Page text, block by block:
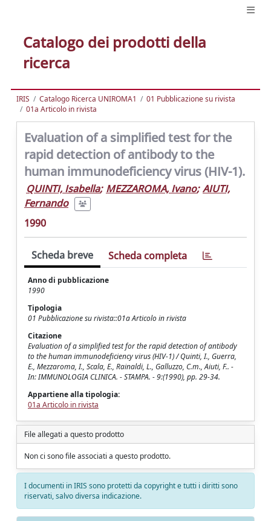
Catalogo dei prodotti della
ricerca
IRIS Catalogo Ricerca UNIROMA1
01 Pubblicazione su rivista
01a Articolo in rivista
Evaluation of a simplified test for the
rapid detection of antibody to the
human immunodeficiency virus (HIV-1).
QUINTI, Isabella; MEZZAROMA, Ivano; AIUTI,
Fernando
1990
Scheda breve Scheda completa
Anno di pubblicazione
1990
Tipologia
01 Pubblicazione su rivista::01a Articolo in rivista
Citazione
Evaluation of a simplified test for the rapid detection of antibody
to the human immunodeficiency virus (HIV-1) / Quinti, I., Guerra,
E., Mezzaroma, I., Scala, E., Rainaldi, L., Galluzzo, C.m., Aiuti, F.. -
In: IMMUNOLOGIA CLINICA. - STAMPA. - 9:(1990), pp. 29-34.
Appartiene alla tipologia:
01a Articolo in rivista
File allegati a questo prodotto
Non ci sono file associati a questo prodotto.
I documenti in IRIS sono protetti da copyright e tutti i diritti sono
riservati, salvo diversa indicazione.